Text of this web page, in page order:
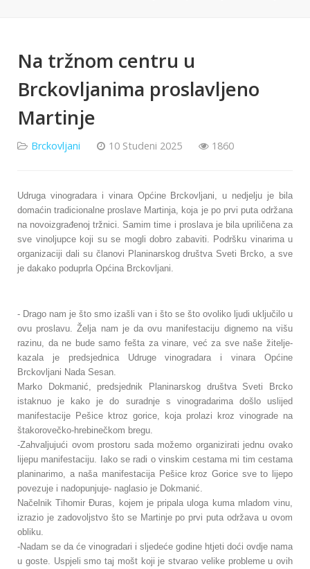
Na tržnom centru u
Brckovljanima proslavljeno
Martinje
Brckovljani 10 Studeni 2025 1860
Udruga vinogradara i vinara Općine Brckovljani, u nedjelju je bila
domaćin tradicionalne proslave Martinja, koja je po prvi puta održana
na novoizgrađenoj tržnici. Samim time i proslava je bila upriličena za
sve vinoljupce koji su se mogli dobro zabaviti. Podršku vinarima u
organizaciji dali su članovi Planinarskog društva Sveti Brcko, a sve
je dakako poduprla Općina Brckovljani.
- Drago nam je što smo izašli van i što se što ovoliko ljudi uključilo u
ovu proslavu. Želja nam je da ovu manifestaciju dignemo na višu
razinu, da ne bude samo fešta za vinare, već za sve naše žitelje-
kazala je predsjednica Udruge vinogradara i vinara Općine
Brckovljani Nada Sesan.
Marko Dokmanić, predsjednik Planinarskog društva Sveti Brcko
istaknuo je kako je do suradnje s vinogradarima došlo uslijed
manifestacije Pešice ktroz gorice, koja prolazi kroz vinograde na
štakorovečko-hrebinečkom bregu.
-Zahvaljujući ovom prostoru sada možemo organizirati jednu ovako
lijepu manifestaciju. Iako se radi o vinskim cestama mi tim cestama
planinarimo, a naša manifestacija Pešice kroz Gorice sve to lijepo
povezuje i nadopunjuje- naglasio je Dokmanić.
Načelnik Tihomir Đuras, kojem je pripala uloga kuma mladom vinu,
izrazio je zadovoljstvo što se Martinje po prvi puta održava u ovom
obliku.
-Nadam se da će vinogradari i sljedeće godine htjeti doći ovdje nama
u goste. Uspjeli smo taj mošt koji je stvarao velike probleme u ovih